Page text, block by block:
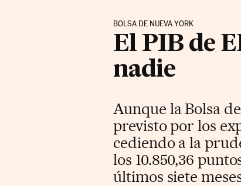
BOLSA DE NUEVA YORK
El PIB de
nadie
Aunque la Bolsa
previsto por los
cediendo a la
los 10.850,36
últimos siete